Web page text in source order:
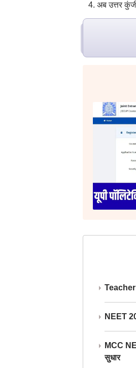
अब उत्तर
Teacher
NEET
MCC
सुधार